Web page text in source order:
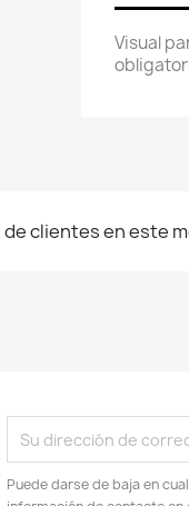
Visual
de clientes en este
Puede darse de baja en